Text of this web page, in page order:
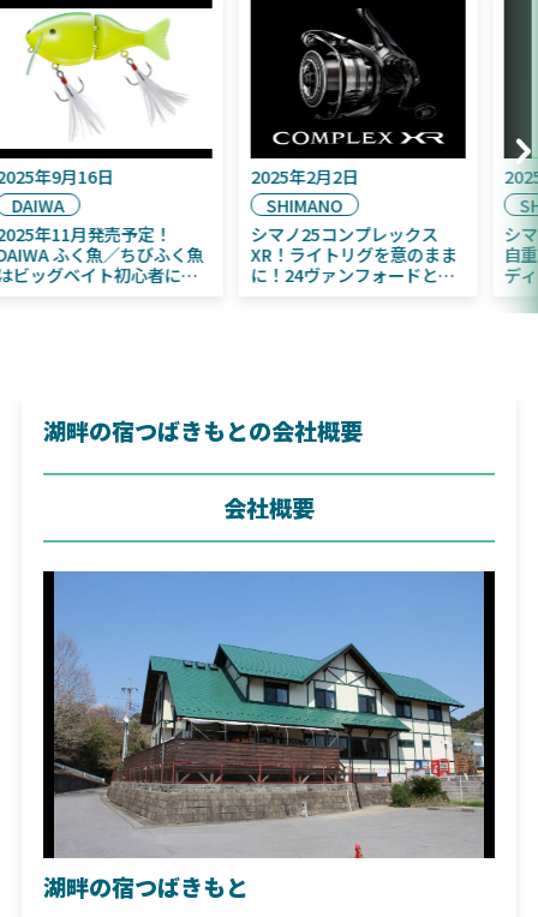
2025年9月16日
DAIWA
2025年11月発売予定！
DAIWA ふく魚／ちびふく魚
はビッグベイト初心者にお
2025年2月2日
SHIMANO
シマノ25コンプレックス
XR！ライトリグを意のまま
に！24ヴァンフォードとの
湖畔の宿つばきもとの会社概要
会社概要
湖畔の宿つばきもと